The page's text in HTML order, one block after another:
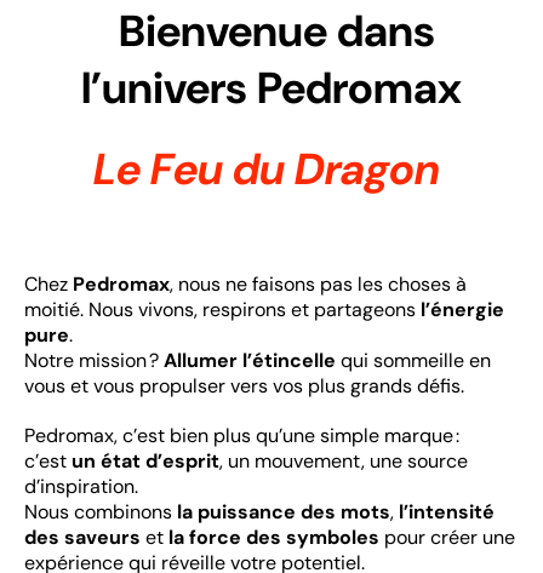
Bienvenue dans
l’univers Pedromax
Le Feu du Dragon
Chez Pedromax, nous ne faisons pas les choses à
moitié. Nous vivons, respirons et partageons l’énergie
pure.
Notre mission ?Allumer l’étincelle qui sommeille en
vous et vous propulser vers vos plus grands défis.
Pedromax, c’est bien plus qu’une simple marque :
c’est un état d’esprit, un mouvement, une source
d’inspiration.
Nous combinons la puissance des mots, l’intensité
des saveurs et la force des symboles pour créer une
expérience qui réveille votre potentiel.